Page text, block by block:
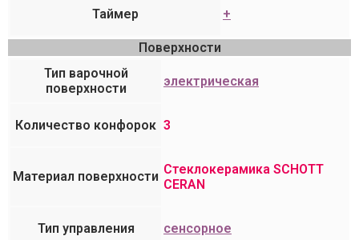
Таймер +
Поверхности
Тип варочной
поверхности
электрическая
Количество конфорок 3
Материал поверхности Cтеклокерамика SCHOTT
CERAN
Тип управления сенсорное